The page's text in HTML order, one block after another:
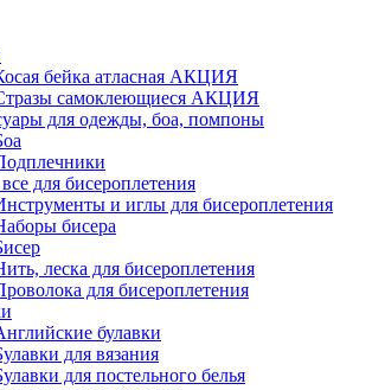
бейка атласная АКЦИЯ
самоклеющиеся АКЦИЯ
для одежды, боа, помпоны
для бисероплетения
и иглы для бисероплетения
бисера
леска для бисероплетения
для бисероплетения
булавки
для вязания
для постельного белья